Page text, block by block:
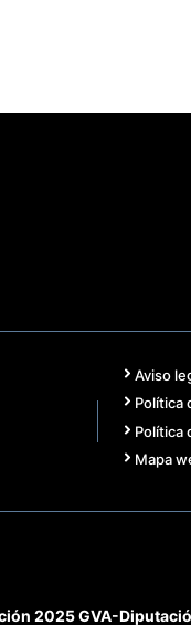
Aviso
Política
Política
Mapa
2025 GVA-